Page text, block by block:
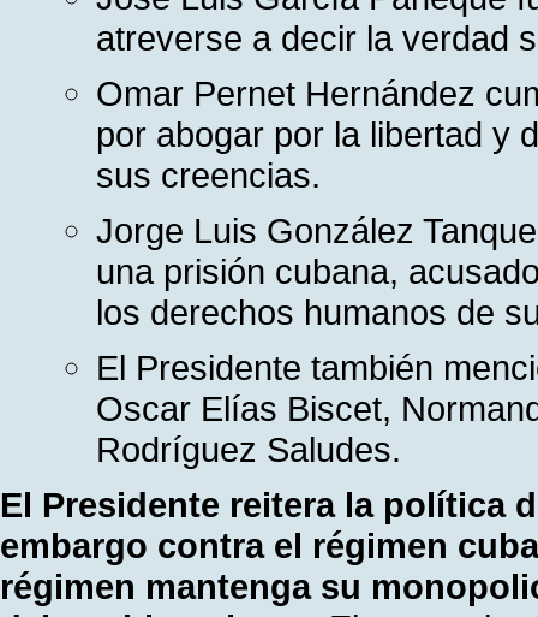
atreverse a decir la verdad
Omar Pernet Hernández
por abogar por la libertad y
sus creencias.
Jorge Luis González
una prisión cubana,
los derechos humanos de
El Presidente también
Oscar Elías Biscet,
Rodríguez Saludes.
El Presidente reitera la política
embargo contra el régimen
régimen mantenga su